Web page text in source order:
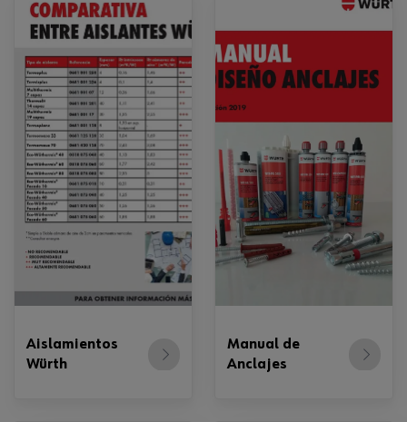
Aislamientos
Würth
Manual de
Anclajes